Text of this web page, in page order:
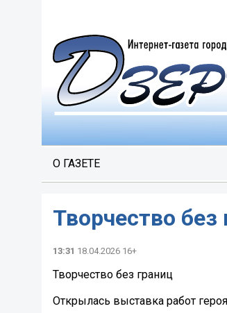
О ГАЗЕТЕ
Творчество без
13:31 18.04.2026 16+
Творчество без границ
Открылась выставка работ